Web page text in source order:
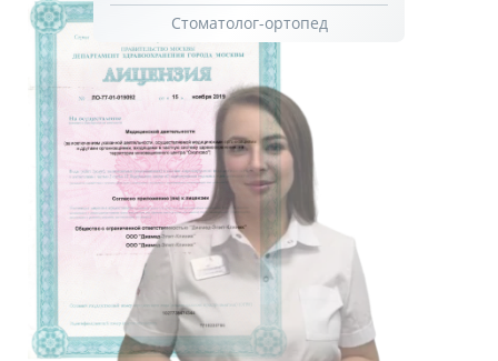
Стоматолог-ортопед